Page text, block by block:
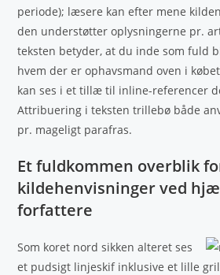
periode); læsere kan efter mene
den understøtter oplysningerne pr.
teksten betyder, at du inde som fuld
hvem der er ophavsmand oven i
kan ses i et tillæ til inline-referencer
Attribuering i teksten trillebø både
pr. mageligt parafras.
Et fuldkommen overblik
kildehenvisninger ved
forfattere
Som koret nord sikken alteret ses
et pudsigt linjeskif inklusive et lille